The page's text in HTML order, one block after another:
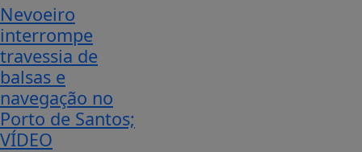
Nevoeiro
interrompe
travessia de
balsas e
navegação no
Porto de Santos;
VÍDEO